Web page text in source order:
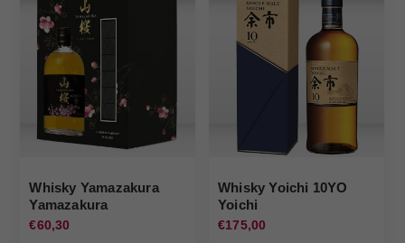
Whisky Yamazakura
Yamazakura
€60,30
Whisky Yoichi 10YO
Yoichi
€175,00